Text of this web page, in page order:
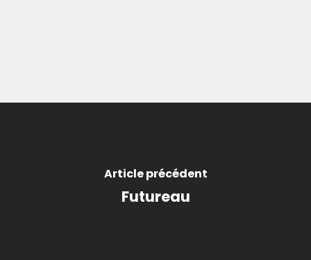
Article précédent
Futureau